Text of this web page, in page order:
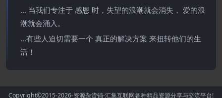
… 当我们专注于 感恩 时，失望的浪潮就会消失， 爱的浪
潮就会涌入。
…有些人迫切需要一个 真正的解决方案 来扭转他们的生
活！
Copyright©2015-2026-资源杂货铺-汇集互联网各种精品资源分享与交流平台!